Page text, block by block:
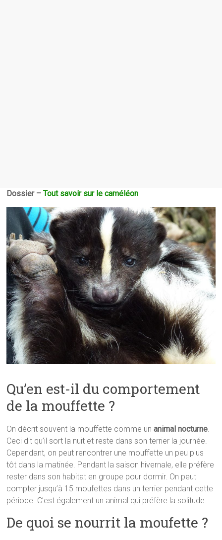
Dossier –Tout savoir sur le caméléon
Qu’en est-il du comportement
de la mouffette ?
On décrit souvent la mouffette comme unanimal nocturne
Ceci dit qu’il sort la nuit et reste dans son terrier la journée.
Cependant, on peut rencontrer une mouffette un peu plus
tôt dans la matinée. Pendant la saison hivernale, elle préfère
rester dans son habitat en groupe pour dormir. On peut
compter jusqu’à 15 moufettes dans un terrier pendant cette
période. C’est également un animal qui préfère la solitude.
De quoi se nourrit la moufette ?